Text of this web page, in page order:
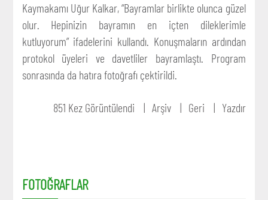
Kaymakamı Uğur Kalkar, “Bayramlar birlikte olunca güzel
olur. Hepinizin bayramın en içten dileklerimle
kutluyorum” ifadelerini kullandı. Konuşmaların ardından
protokol üyeleri ve davetliler bayramlaştı. Program
sonrasında da hatıra fotoğrafı çektirildi.
851 Kez Görüntülendi Arşiv Geri Yazdır
FOTOĞRAFLAR